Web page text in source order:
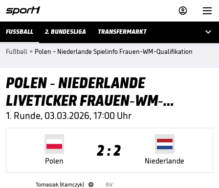


FUSSBALL 2. BUNDESLIGA TRANSFERMARKT 
Fußball > Polen - Niederlande Spielinfo Frauen-WM-Qualifikation
POLEN - NIEDERLANDE
LIVETICKER FRAUEN-WM-
QUALIFIKATION
1. Runde, 03.03.2026, 17:00 Uhr
Polen
2 : 2
Niederlande
Tomasiak (Kamczyk) 
84'